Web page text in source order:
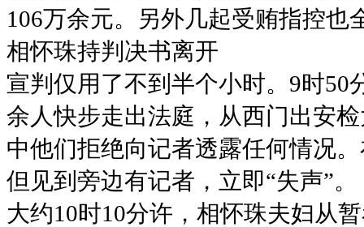
106万余元。另外几起受贿指控也
相怀珠持判决书离开
宣判仅用了不到半个小时。9时50
余人快步走出法庭，从西门出安
中他们拒绝向记者透露任何情况
但见到旁边有记者，立即“失声”。
大约10时10分许，相怀珠夫妇从